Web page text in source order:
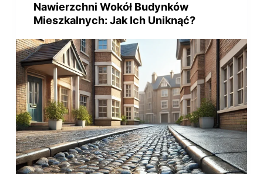
Nawierzchni Wokół Budynków
Mieszkalnych: Jak Ich Uniknąć?